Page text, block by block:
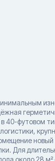
40-футовом
Для
около 28